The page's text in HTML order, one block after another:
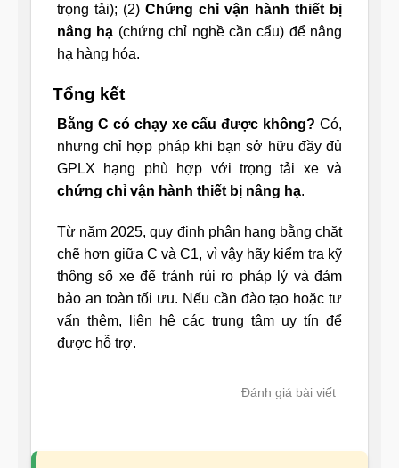
trọng tải); (2) Chứng chỉ vận hành thiết bị
nâng hạ (chứng chỉ nghề cần cẩu) để nâng
hạ hàng hóa.
Tổng kết
Bằng C có chạy xe cẩu được không? Có,
nhưng chỉ hợp pháp khi bạn sở hữu đầy đủ
GPLX hạng phù hợp với trọng tải xe và
chứng chỉ vận hành thiết bị nâng hạ.
Từ năm 2025, quy định phân hạng bằng chặt
chẽ hơn giữa C và C1, vì vậy hãy kiểm tra kỹ
thông số xe để tránh rủi ro pháp lý và đảm
bảo an toàn tối ưu. Nếu cần đào tạo hoặc tư
vấn thêm, liên hệ các trung tâm uy tín để
được hỗ trợ.
Đánh giá bài viết